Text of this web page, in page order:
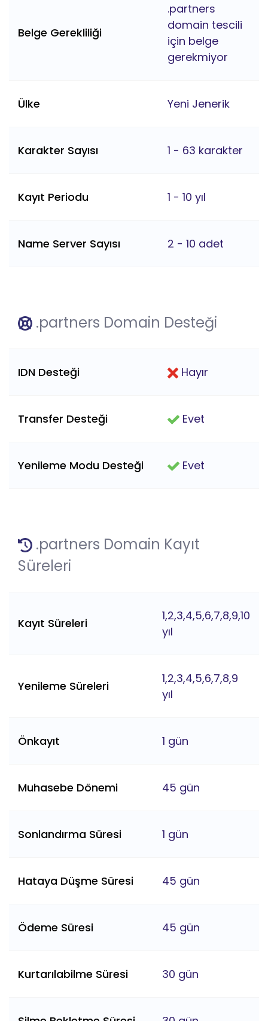
Belge Gerekliliği
.partners
domain tescili
için belge
gerekmiyor
Ülke Yeni Jenerik
Karakter Sayısı 1 - 63 karakter
Kayıt Periodu 1 - 10 yıl
Name Server Sayısı 2 - 10 adet
.partners Domain Desteği
IDN Desteği Hayır
Transfer Desteği Evet
Yenileme Modu Desteği Evet
.partners Domain Kayıt
Süreleri
Kayıt Süreleri
1,2,3,4,5,6,7,8,9,10
yıl
Yenileme Süreleri
1,2,3,4,5,6,7,8,9
yıl
Önkayıt 1 gün
Muhasebe Dönemi 45 gün
Sonlandırma Süresi 1 gün
Hataya Düşme Süresi 45 gün
Ödeme Süresi 45 gün
Kurtarılabilme Süresi 30 gün